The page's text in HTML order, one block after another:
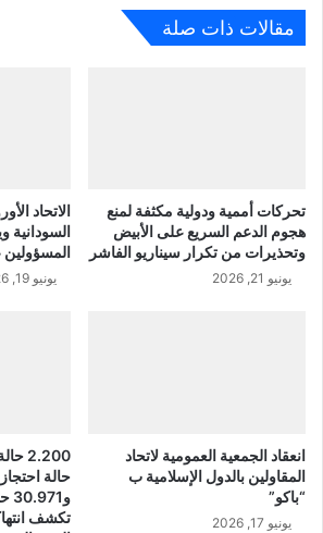
مقالات ذات صلة
تحركات أممية ودولية مكثفة لمنع
هجوم الدعم السريع على الأبيض
وتحذيرات من تكرار سيناريو الفاشر
يونيو 21, 2026
الاتحاد
السودانية
المسؤولين
يونيو 19, 2026
انعقاد الجمعية العمومية لاتحاد
المقاولين بالدول الإسلامية ب
“باكو”
يونيو 17, 2026
حالة
تكشف